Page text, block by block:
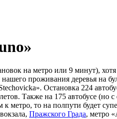
на метро или 9 минут),
проживания деревья на
Остановка 224
Также на 175 автобусе (но
метро, то на полпути будет
Пражского Града, метро